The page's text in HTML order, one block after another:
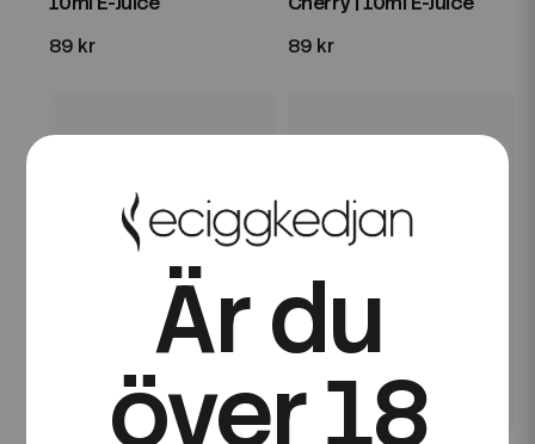
89 kr
89 kr
Är du
över 18